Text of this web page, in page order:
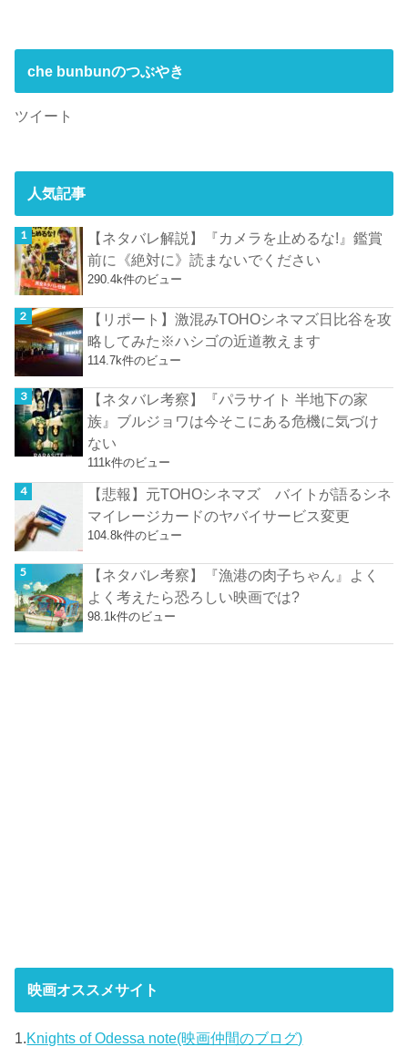
che bunbunのつぶやき
ツイート
人気記事
【ネタバレ解説】『カメラを止めるな!』鑑賞
前に《絶対に》読まないでください
290.4k件のビュー
【リポート】激混みTOHOシネマズ日比谷を攻
略してみた※ハシゴの近道教えます
114.7k件のビュー
【ネタバレ考察】『パラサイト 半地下の家
族』ブルジョワは今そこにある危機に気づけ
ない
111k件のビュー
【悲報】元TOHOシネマズ バイトが語るシネ
マイレージカードのヤバイサービス変更
104.8k件のビュー
【ネタバレ考察】『漁港の肉子ちゃん』よく
よく考えたら恐ろしい映画では?
98.1k件のビュー
映画オススメサイト
1.Knights of Odessa note(映画仲間のブログ)